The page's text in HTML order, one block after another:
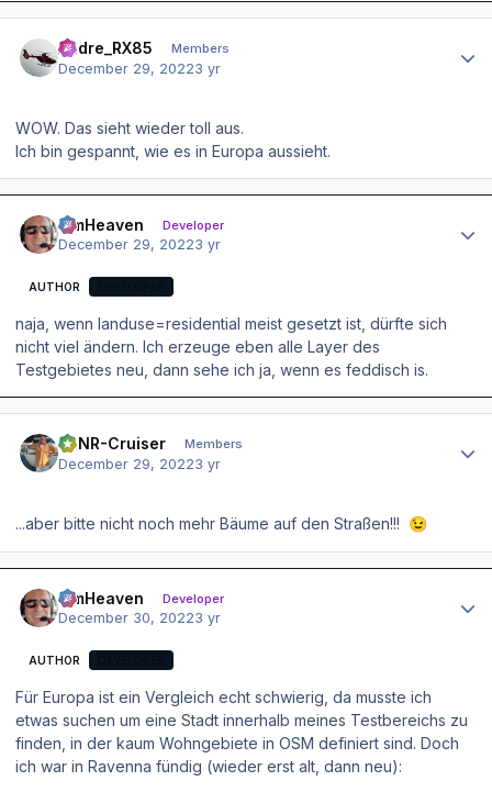
Andre_RX85 Members
December 29, 20223 yr
WOW. Das sieht wieder toll aus.
Ich bin gespannt, wie es in Europa aussieht.
simHeaven Developer
December 29, 20223 yr
AUTHOR
naja, wenn landuse=residential meist gesetzt ist, dürfte sich
nicht viel ändern. Ich erzeuge eben alle Layer des
Testgebietes neu, dann sehe ich ja, wenn es feddisch is.
EDNR-Cruiser Members
December 29, 20223 yr
...aber bitte nicht noch mehr Bäume auf den Straßen!!! 😉
simHeaven Developer
December 30, 20223 yr
AUTHOR
Für Europa ist ein Vergleich echt schwierig, da musste ich
etwas suchen um eine Stadt innerhalb meines Testbereichs zu
finden, in der kaum Wohngebiete in OSM definiert sind. Doch
ich war in Ravenna fündig (wieder erst alt, dann neu):